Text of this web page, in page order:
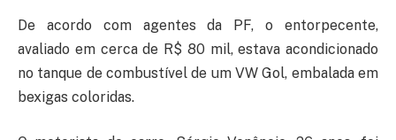
De acordo com agentes da PF, o entorpecente,
avaliado em cerca de R$ 80 mil, estava acondicionado
no tanque de combustível de um VW Gol, embalada em
bexigas coloridas.